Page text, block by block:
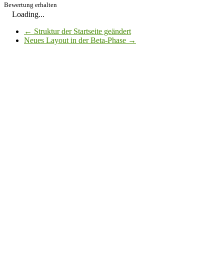
Bewertung erhalten
Loading...
← Struktur der Startseite geändert
Neues Layout in der Beta-Phase →